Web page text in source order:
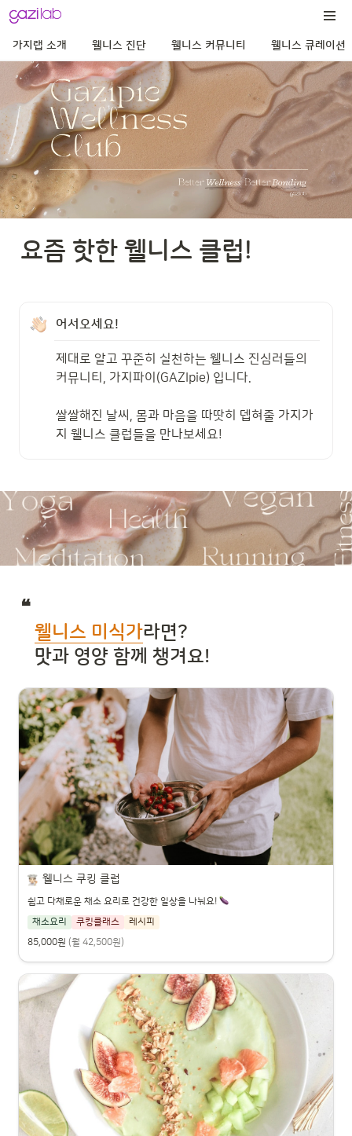
가지랩 소개 웰니스 진단 웰니스 커뮤니티 웰니스 큐레이션
요즘 핫한 웰니스 클럽!
어서오세요!
제대로 알고 꾸준히 실천하는 웰니스 진심러들의
커뮤니티, 가지파이(GAZIpie) 입니다.
쌀쌀해진 날씨, 몸과 마음을 따땃히 뎁혀줄 가지가
지 웰니스 클럽들을 만나보세요!
❝
웰니스 미식가라면?
   맛과 영양 함께 챙겨요!
웰니스 쿠킹 클럽
쉽고 다채로운 채소 요리로 건강한 일상을 나눠요!
채소요리
쿠킹클래스
레시피
85,000원 (월 42,500원)